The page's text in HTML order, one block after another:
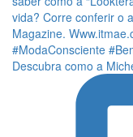
Descubra como a